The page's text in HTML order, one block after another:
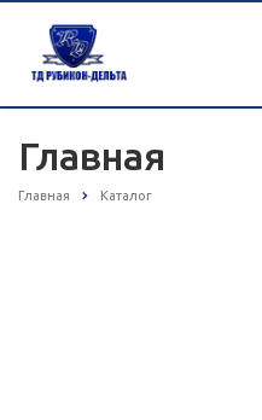
Главная
Главная Каталог